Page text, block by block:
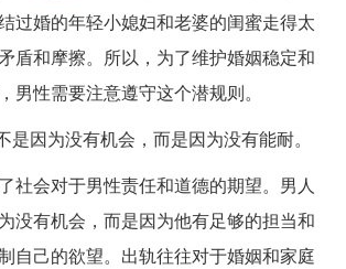
过婚的年轻小媳妇和老婆的闺蜜走得太
盾和摩擦。所以，为了维护婚姻稳定和
男性需要注意遵守这个潜规则。
是因为没有机会，而是因为没有能耐。
社会对于男性责任和道德的期望。男人
没有机会，而是因为他有足够的担当和
自己的欲望。出轨往往对于婚姻和家庭